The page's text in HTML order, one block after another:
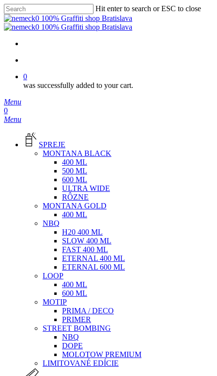
Skip
to
main
Hit enter to search or ESC to close
Close
Search
0
was successfully added to your cart.
Menu
search
0
Menu
SPREJE
MONTANA BLACK
400 ML
500 ML
600 ML
ULTRA WIDE
RÔZNE
MONTANA GOLD
400 ML
NBQ
H20 400 ML
SLOW 400 ML
FAST 400 ML
ETERNAL 400 ML
ETERNAL 600 ML
LOOP
400 ML
600 ML
MOTIP
PRIMA / DECO
PRIMER
STREET BOMBING
NBQ
DOPE
MOLOTOW PREMIUM
LIMITOVANÉ EDÍCIE